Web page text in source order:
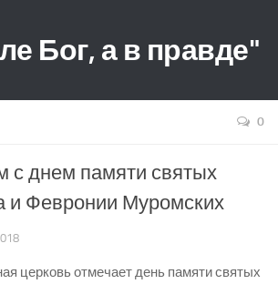
Бог, а в правде"
0
с днем памяти святых
и Февронии Муромских
церковь отмечает день памяти святых